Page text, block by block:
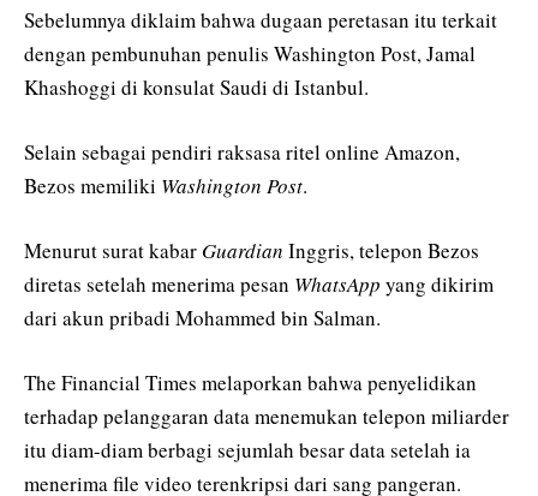
Sebelumnya diklaim bahwa dugaan peretasan itu terkait
dengan pembunuhan penulis Washington Post, Jamal
Khashoggi di konsulat Saudi di Istanbul.
Selain sebagai pendiri raksasa ritel online Amazon,
Bezos memiliki Washington Post.
Menurut surat kabar Guardian Inggris, telepon Bezos
diretas setelah menerima pesan WhatsApp yang dikirim
dari akun pribadi Mohammed bin Salman.
The Financial Times melaporkan bahwa penyelidikan
terhadap pelanggaran data menemukan telepon miliarder
itu diam-diam berbagi sejumlah besar data setelah ia
menerima file video terenkripsi dari sang pangeran.